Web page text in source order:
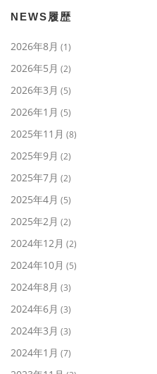
NEWS履歴
2026年8月 (1)
2026年5月 (2)
2026年3月 (5)
2026年1月 (5)
2025年11月 (8)
2025年9月 (2)
2025年7月 (2)
2025年4月 (5)
2025年2月 (2)
2024年12月 (2)
2024年10月 (5)
2024年8月 (3)
2024年6月 (3)
2024年3月 (3)
2024年1月 (7)